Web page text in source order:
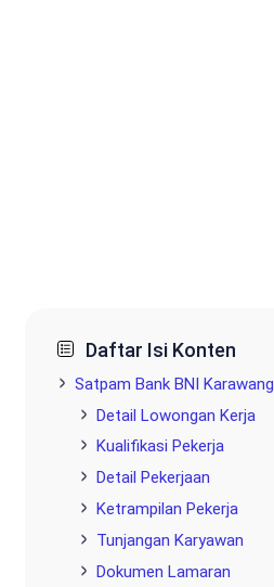
Daftar Isi Konten
Satpam Bank BNI Karawang
Detail Lowongan Kerja
Kualifikasi Pekerja
Detail Pekerjaan
Ketrampilan Pekerja
Tunjangan Karyawan
Dokumen Lamaran